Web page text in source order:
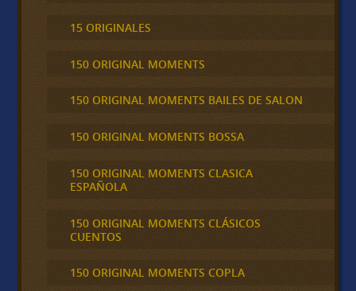
15 ORIGINALES
150 ORIGINAL MOMENTS
150 ORIGINAL MOMENTS BAILES DE SALON
150 ORIGINAL MOMENTS BOSSA
150 ORIGINAL MOMENTS CLASICA
ESPAÑOLA
150 ORIGINAL MOMENTS CLÁSICOS
CUENTOS
150 ORIGINAL MOMENTS COPLA